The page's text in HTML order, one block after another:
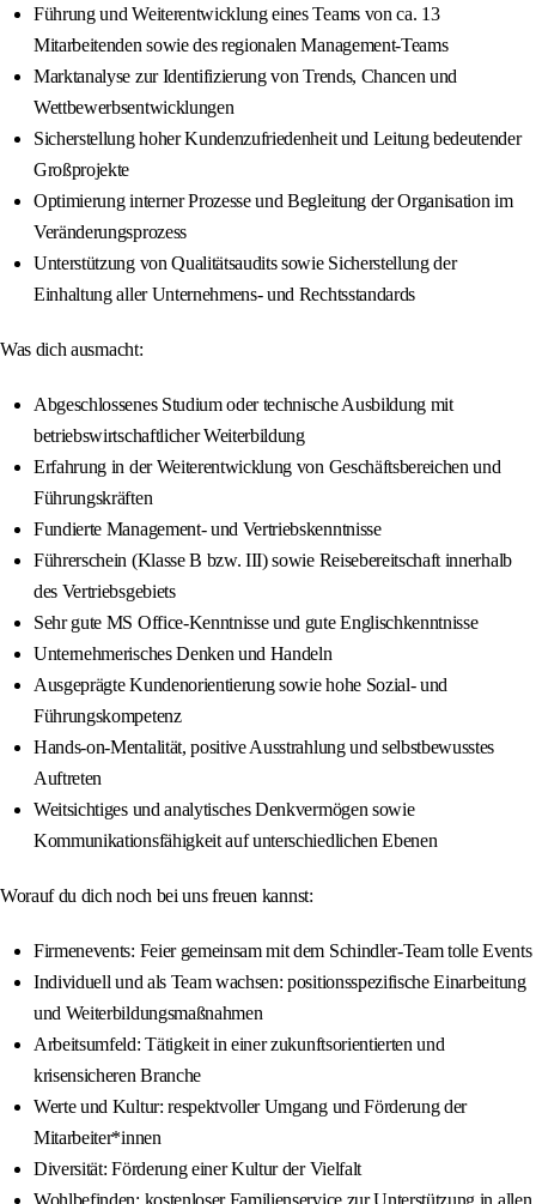
Führung und Weiterentwicklung eines Teams von ca. 13
Mitarbeitenden sowie des regionalen Management-Teams
Marktanalyse zur Identifizierung von Trends, Chancen und
Wettbewerbsentwicklungen
Sicherstellung hoher Kundenzufriedenheit und Leitung bedeutender
Großprojekte
Optimierung interner Prozesse und Begleitung der Organisation im
Veränderungsprozess
Unterstützung von Qualitätsaudits sowie Sicherstellung der
Einhaltung aller Unternehmens- und Rechtsstandards
Was dich ausmacht:
Abgeschlossenes Studium oder technische Ausbildung mit
betriebswirtschaftlicher Weiterbildung
Erfahrung in der Weiterentwicklung von Geschäftsbereichen und
Führungskräften
Fundierte Management- und Vertriebskenntnisse
Führerschein (Klasse B bzw. III) sowie Reisebereitschaft innerhalb
des Vertriebsgebiets
Sehr gute MS Office-Kenntnisse und gute Englischkenntnisse
Unternehmerisches Denken und Handeln
Ausgeprägte Kundenorientierung sowie hohe Sozial- und
Führungskompetenz
Hands-on-Mentalität, positive Ausstrahlung und selbstbewusstes
Auftreten
Weitsichtiges und analytisches Denkvermögen sowie
Kommunikationsfähigkeit auf unterschiedlichen Ebenen
Worauf du dich noch bei uns freuen kannst:
Firmenevents: Feier gemeinsam mit dem Schindler-Team tolle Events
Individuell und als Team wachsen: positionsspezifische Einarbeitung
und Weiterbildungsmaßnahmen
Arbeitsumfeld: Tätigkeit in einer zukunftsorientierten und
krisensicheren Branche
Werte und Kultur: respektvoller Umgang und Förderung der
Mitarbeiter*innen
Diversität: Förderung einer Kultur der Vielfalt